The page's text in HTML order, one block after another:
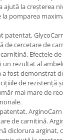
ajută la creșterea
la pomparea
patentat,
de cercetare de
Efectele
un rezultat al
a fost demonstrat
de rezistență
mai mare de
de carnitină.
diclorura arginat,